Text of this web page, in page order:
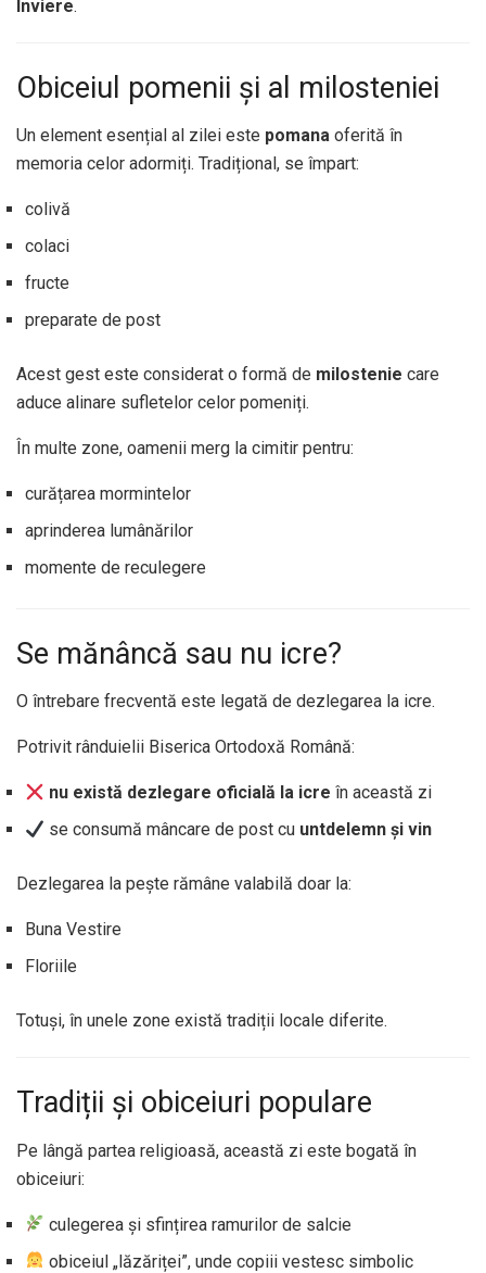
Înviere.
Obiceiul pomenii și al milosteniei
Un element esențial al zilei este pomana oferită în
memoria celor adormiți. Tradițional, se împart:
colivă
colaci
fructe
preparate de post
Acest gest este considerat o formă de milostenie care
aduce alinare sufletelor celor pomeniți.
În multe zone, oamenii merg la cimitir pentru:
curățarea mormintelor
aprinderea lumânărilor
momente de reculegere
Se mănâncă sau nu icre?
O întrebare frecventă este legată de dezlegarea la icre.
Potrivit rânduielii Biserica Ortodoxă Română:
nu există dezlegare oficială la icre în această zi
se consumă mâncare de post cu untdelemn și vin
Dezlegarea la pește rămâne valabilă doar la:
Buna Vestire
Floriile
Totuși, în unele zone există tradiții locale diferite.
Tradiții și obiceiuri populare
Pe lângă partea religioasă, această zi este bogată în
obiceiuri:
culegerea și sfințirea ramurilor de salcie
obiceiul „lăzăriței”, unde copiii vestesc simbolic